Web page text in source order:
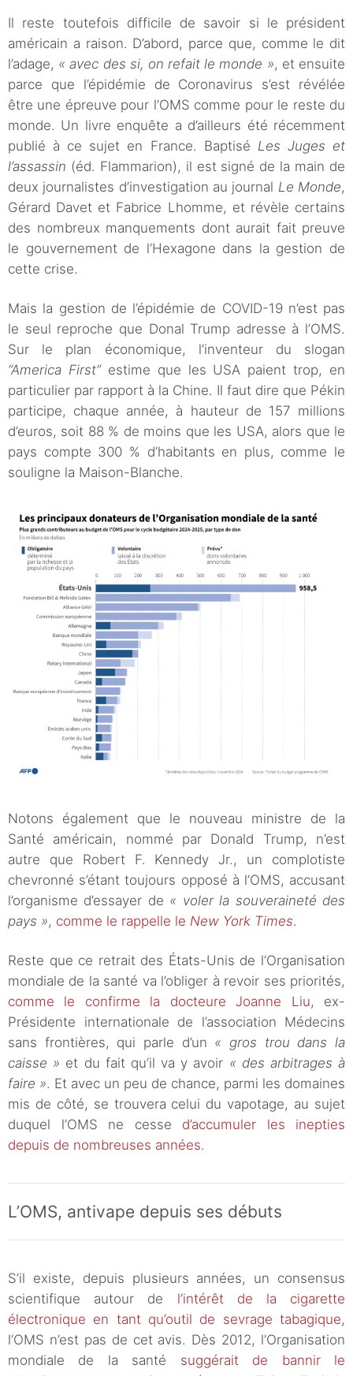
Il reste toutefois difficile de savoir si le président
américain a raison. D’abord, parce que, comme le dit
l’adage, « avec des si, on refait le monde », et ensuite
parce que l’épidémie de Coronavirus s’est révélée
être une épreuve pour l’OMS comme pour le reste du
monde. Un livre enquête a d’ailleurs été récemment
publié à ce sujet en France. Baptisé Les Juges et
l’assassin (éd. Flammarion), il est signé de la main de
deux journalistes d’investigation au journal Le Monde,
Gérard Davet et Fabrice Lhomme, et révèle certains
des nombreux manquements dont aurait fait preuve
le gouvernement de l’Hexagone dans la gestion de
cette crise.
Mais la gestion de l’épidémie de COVID-19 n’est pas
le seul reproche que Donal Trump adresse à l’OMS.
Sur le plan économique, l’inventeur du slogan
“America First”estime que les USA paient trop, en
particulier par rapport à la Chine. Il faut dire que Pékin
participe, chaque année, à hauteur de 157 millions
d’euros, soit 88 % de moins que les USA, alors que le
pays compte 300 % d’habitants en plus, comme le
souligne la Maison-Blanche.
Notons également que le nouveau ministre de la
Santé américain, nommé par Donald Trump, n’est
autre que Robert F. Kennedy Jr., un complotiste
chevronné s’étant toujours opposé à l’OMS, accusant
l’organisme d’essayer de « voler la souveraineté des
pays », comme le rappelle le New York Times.
Reste que ce retrait des États-Unis de l’Organisation
mondiale de la santé va l’obliger à revoir ses priorités,
comme le confirme la docteure Joanne Liu, ex-
Présidente internationale de l’association Médecins
sans frontières, qui parle d’un « gros trou dans la
caisse » et du fait qu’il va y avoir « des arbitrages à
faire ». Et avec un peu de chance, parmi les domaines
mis de côté, se trouvera celui du vapotage, au sujet
duquel l’OMS ne cesse d’accumuler les inepties
depuis de nombreuses années.
L’OMS, antivape depuis ses débuts
S’il existe, depuis plusieurs années, un consensus
scientifique autour de l’intérêt de la cigarette
électronique en tant qu’outil de sevrage tabagique,
l’OMS n’est pas de cet avis. Dès 2012, l’Organisation
mondiale de la santé suggérait de bannir le